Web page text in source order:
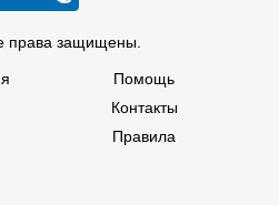
права защищены.
Помощь
Контакты
Правила